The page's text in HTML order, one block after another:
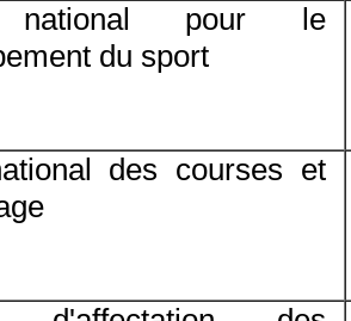
national pour le
du sport
des courses et